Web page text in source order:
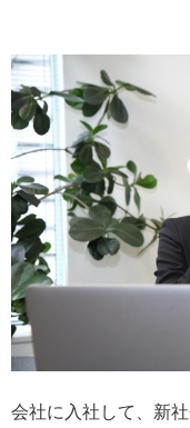
会社に入社して、新